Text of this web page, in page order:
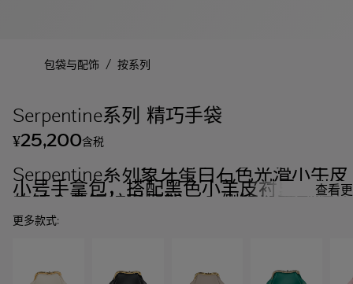
包袋与配饰 / 按系列
Serpentine系列 精巧手袋
¥25,200含税
Serpentine系列象牙蛋白石色光滑小牛皮
小号手拿包，搭配黑色小羊皮衬里。迷人
的镀金黄铜蛇形框架，一侧饰以镌刻鳞片
和红色珐琅双眼，另一侧饰以象牙蛋白石
色光滑小牛皮嵌件，按扣开合。
查看
更多款式: